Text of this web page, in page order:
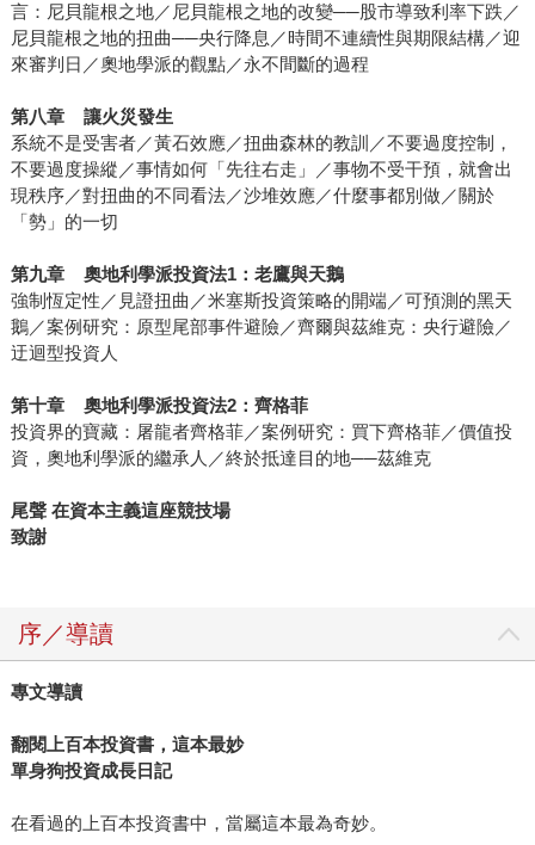
言：尼貝龍根之地／尼貝龍根之地的改變──股市導致利率下跌／
尼貝龍根之地的扭曲──央行降息／時間不連續性與期限結構／迎
來審判日／奧地學派的觀點／永不間斷的過程
第八章 讓火災發生
系統不是受害者／黃石效應／扭曲森林的教訓／不要過度控制，
不要過度操縱／事情如何「先往右走」／事物不受干預，就會出
現秩序／對扭曲的不同看法／沙堆效應／什麼事都別做／關於
「勢」的一切
第九章 奧地利學派投資法1：老鷹與天鵝
強制恆定性／見證扭曲／米塞斯投資策略的開端／可預測的黑天
鵝／案例研究：原型尾部事件避險／齊爾與茲維克：央行避險／
迂迴型投資人
第十章 奧地利學派投資法2：齊格菲
投資界的寶藏：屠龍者齊格菲／案例研究：買下齊格菲／價值投
資，奧地利學派的繼承人／終於抵達目的地──茲維克
尾聲 在資本主義這座競技場
致謝
序／導讀
專文導讀
翻閱上百本投資書，這本最妙
單身狗投資成長日記
在看過的上百本投資書中，當屬這本最為奇妙。